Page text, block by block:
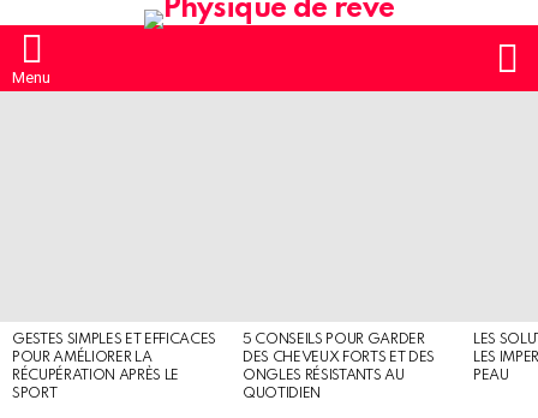
Menu
GESTES SIMPLES ET EFFICACES
POUR AMÉLIORER LA
RÉCUPÉRATION APRÈS LE
SPORT
5 CONSEILS POUR GARDER
DES CHEVEUX FORTS ET DES
ONGLES RÉSISTANTS AU
QUOTIDIEN
LES
LES
PEAU